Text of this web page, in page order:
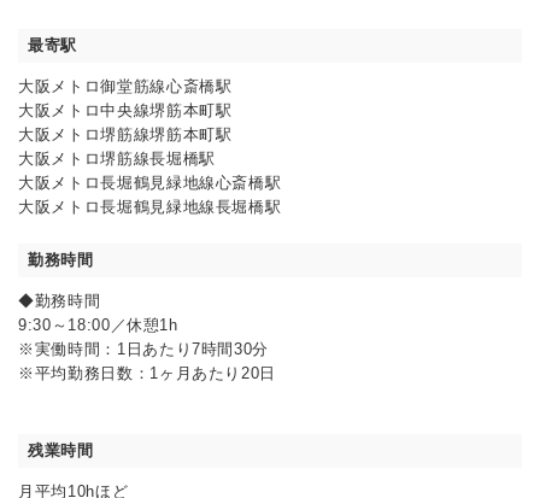
最寄駅
大阪メトロ御堂筋線心斎橋駅
大阪メトロ中央線堺筋本町駅
大阪メトロ堺筋線堺筋本町駅
大阪メトロ堺筋線長堀橋駅
大阪メトロ長堀鶴見緑地線心斎橋駅
大阪メトロ長堀鶴見緑地線長堀橋駅
勤務時間
◆勤務時間
9:30～18:00／休憩1h
※実働時間：1日あたり7時間30分
※平均勤務日数：1ヶ月あたり20日
残業時間
月平均10hほど